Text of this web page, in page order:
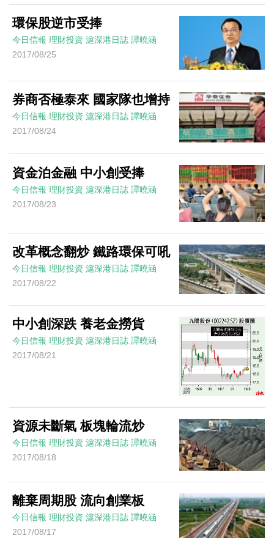
環保股逆市受捧
今日信報 理財投資 滬深港日誌 譚曉涵
2017/08/25
券商否極泰來 國家隊也增持
今日信報 理財投資 滬深港日誌 譚曉涵
2017/08/24
資金泊金融 中小創受捧
今日信報 理財投資 滬深港日誌 譚曉涵
2017/08/23
改革概念翻炒 鐵路環保可吼
今日信報 理財投資 滬深港日誌 譚曉涵
2017/08/22
中小創深跌 養老金撈貨
今日信報 理財投資 滬深港日誌 譚曉涵
2017/08/21
資源未斷氣 板塊輪流炒
今日信報 理財投資 滬深港日誌 譚曉涵
2017/08/18
離棄周期股 流向創業板
今日信報 理財投資 滬深港日誌 譚曉涵
2017/08/17